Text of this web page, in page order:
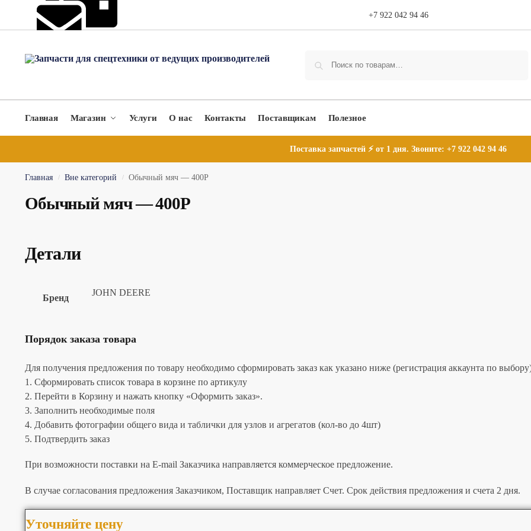
+7 922 042 94 46
Главная Магазин Услуги О нас Контакты Поставщикам Полезное
Поставка запчастей ⚡ от 1 дня. Звоните: +7 922 042 94 46
Главная / Вне категорий / Обычный мяч — 400Р
Обычный мяч — 400Р
Детали
Бренд
JOHN DEERE
Порядок заказа товара
Для получения предложения по товару необходимо сформировать заказ как указано ниже (регистрация аккаунта по
1. Сформировать список товара в корзине по артикулу
2. Перейти в Корзину и нажать кнопку «Оформить заказ».
3. Заполнить необходимые поля
4. Добавить фотографии общего вида и таблички для узлов и агрегатов (кол-во до 4шт)
5. Подтвердить заказ
При возможности поставки на E-mail Заказчика направляется коммерческое предложение.
В случае согласования предложения Заказчиком, Поставщик направляет Счет. Срок действия предложения и счета 2 дня.
Уточняйте цену